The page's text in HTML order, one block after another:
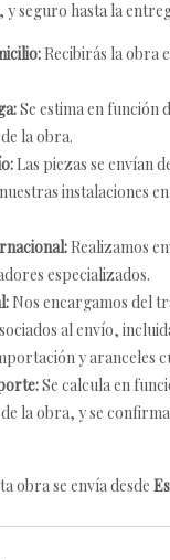
y seguro hasta la
Recibirás la obra
Se estima en función
la obra.
Las piezas se envían
instalaciones
Realizamos
especializados.
Nos encargamos del
al envío,
y aranceles
Se calcula en
la obra, y se
obra se envía desde